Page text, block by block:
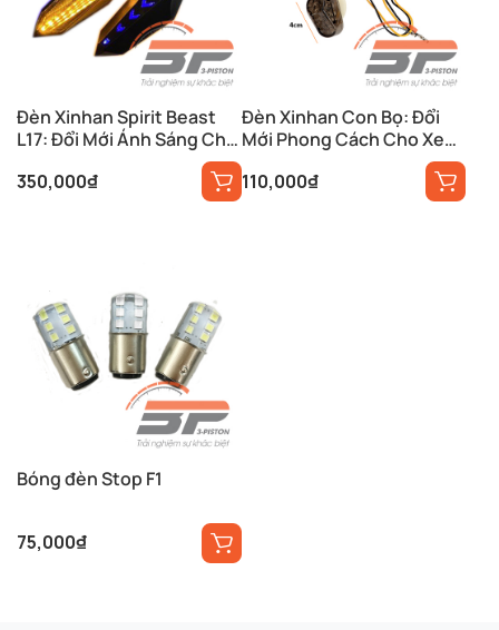
Đèn Xinhan Spirit Beast
L17: Đổi Mới Ánh Sáng Cho
350,000₫
Đèn Xinhan Con Bọ: Đổi
Mới Phong Cách Cho Xe
Máy Của Bạn
110,000₫
Bóng đèn Stop F1
75,000₫